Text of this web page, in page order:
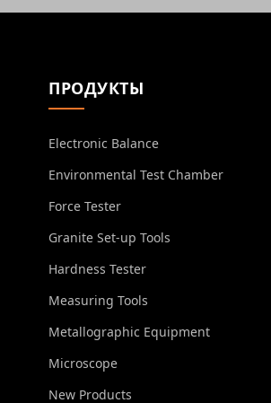
ПРОДУКТЫ
Electronic Balance
Environmental Test Chamber
Force Tester
Granite Set-up Tools
Hardness Tester
Measuring Tools
Metallographic Equipment
Microscope
New Products